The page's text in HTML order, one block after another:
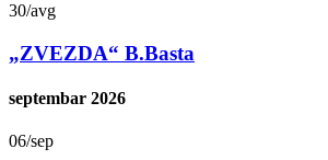
30/avg
„ZVEZDA“ B.Basta
septembar 2026
06/sep